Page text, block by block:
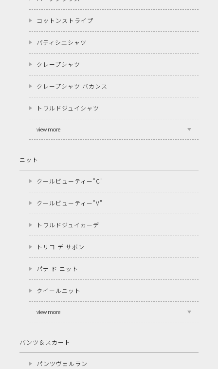
コットンストライプ
パティシエシャツ
クレープシャツ
クレープシャツ バカンス
トワルドジュイシャツ
view more
ニット
クールビューティー"C"
クールビューティー"V"
トワルドジュイカーデ
トリコ デ サボン
パテ ド ニット
クイールニット
view more
パンツ＆スカート
パンツヴェルラン